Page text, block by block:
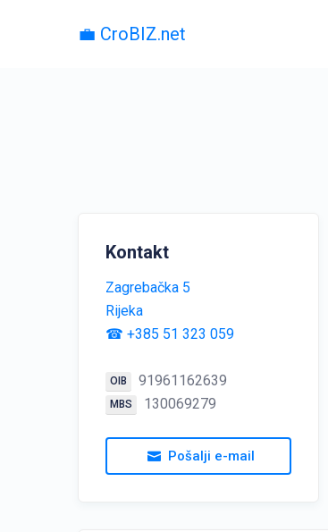
💼 CroBIZ.net
Kontakt
Zagrebačka 5
Rijeka
☎ +385 51 323 059
OIB 91961162639
MBS 130069279
Pošalji e-mail